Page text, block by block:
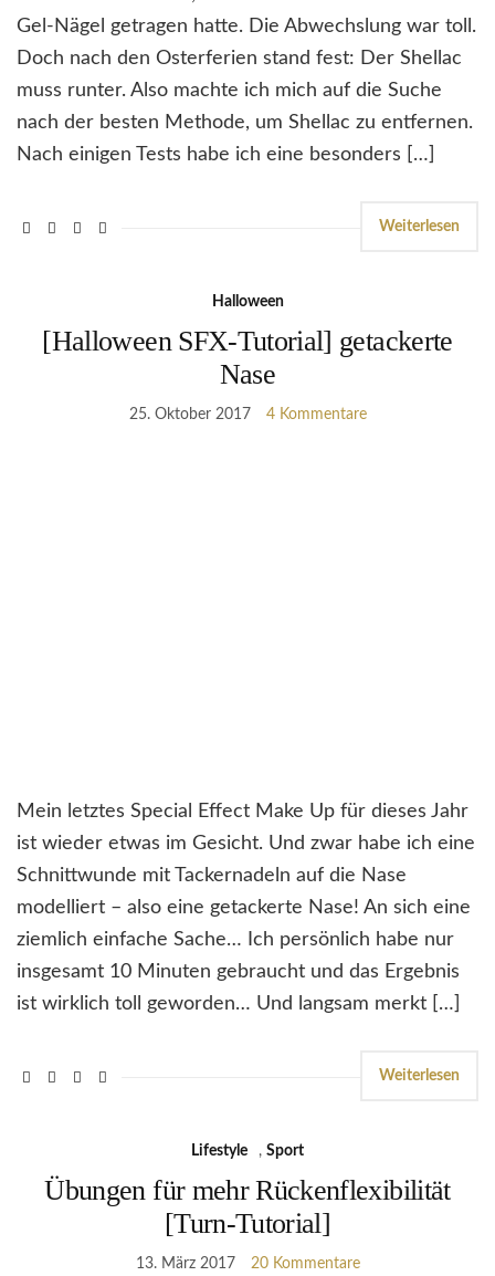
Gel-Nägel getragen hatte. Die Abwechslung war toll.
Doch nach den Osterferien stand fest: Der Shellac
muss runter. Also machte ich mich auf die Suche
nach der besten Methode, um Shellac zu entfernen.
Nach einigen Tests habe ich eine besonders […]
Weiterlesen
Halloween
[Halloween SFX-Tutorial] getackerte
Nase
25. Oktober 2017 4 Kommentare
Mein letztes Special Effect Make Up für dieses Jahr
ist wieder etwas im Gesicht. Und zwar habe ich eine
Schnittwunde mit Tackernadeln auf die Nase
modelliert – also eine getackerte Nase! An sich eine
ziemlich einfache Sache… Ich persönlich habe nur
insgesamt 10 Minuten gebraucht und das Ergebnis
ist wirklich toll geworden… Und langsam merkt […]
Weiterlesen
Lifestyle , Sport
Übungen für mehr Rückenflexibilität
[Turn-Tutorial]
13. März 2017 20 Kommentare